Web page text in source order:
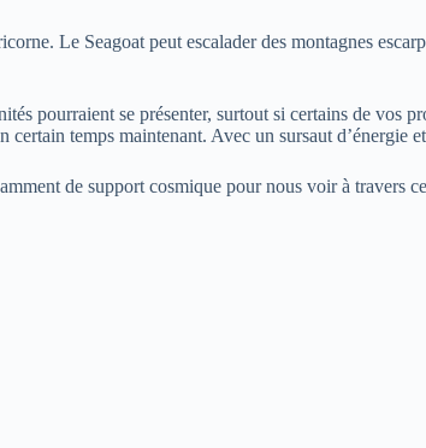
Le Seagoat peut escalader des montagnes
pourraient se présenter, surtout si certains de vos
temps maintenant. Avec un sursaut d’énergie
de support cosmique pour nous voir à travers